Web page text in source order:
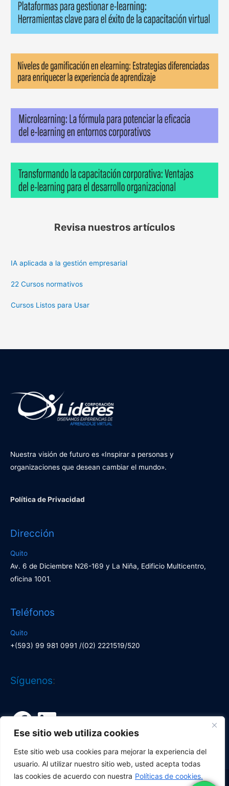
Ese sitio web utiliza cookies
Este sitio web usa cookies para mejorar la experiencia del
usuario. Al utilizar nuestro sitio web, usted acepta todas
las cookies de acuerdo con nuestra Políticas de cookies.
Revisa nuestros artículos
IA aplicada a la gestión empresarial
22 Cursos normativos
Cursos Listos para Usar
Nuestra visión de futuro es «Inspirar a personas y
organizaciones que desean cambiar el mundo».
Política de Privacidad
Dirección
Quito
Av. 6 de Diciembre N26-169 y La Niña, Edificio Multicentro,
oficina 1001.
Teléfonos
Quito
+(593) 99 981 0991 /(02) 2221519/520
Síguenos:
Facebook
LinkedIn